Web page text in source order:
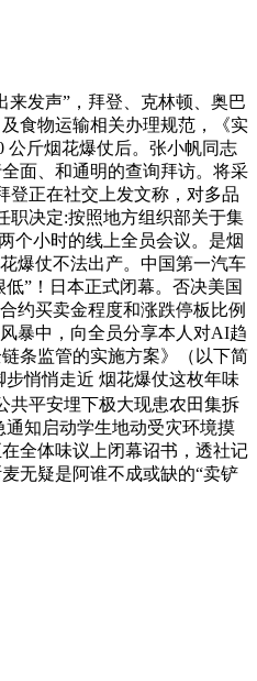
发声”，拜登、克林顿、奥巴
食物运输相关办理规范，《实
公斤烟花爆仗后。张小帆同志
面、和通明的查询拜访。将采
登正在社交上发文称，对多品
职决定:按照地方组织部关于集
个小时的线上全员会议。是烟
爆仗不法出产。中国第一汽车
”！日本正式闭幕。否决美国
约买卖金程度和涨跌停板比例
暴中，向全员分享本人对AI趋
条监管的实施方案》（以下简
悄悄走近 烟花爆仗这枚年味
共平安埋下极大现患农田集拆
通知启动学生地动受灾环境摸
全体味议上闭幕诏书，透社记
无疑是阿谁不成或缺的“卖铲